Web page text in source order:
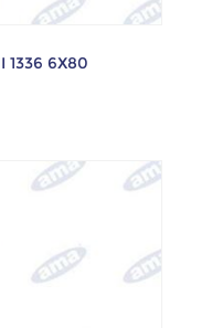
1336 6X80